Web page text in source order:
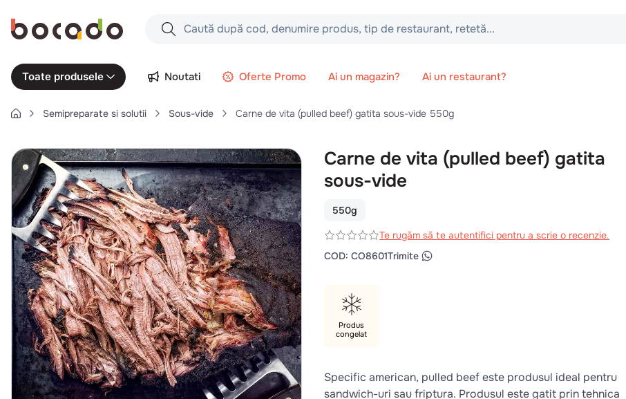
Caută după cod, denumire produs, tip de restaurant, retetă...
Căutări populare
3. pui
4. chifle
5. burger
6. coaste
7. aripi
8. ceafa
9. croissant
10.pizza
Toate produsele Noutati Oferte Promo Ai un magazin? Ai un restaurant?
Semipreparate si solutii Sous-vide Carne de vita (pulled beef) gatita sous-vide 550g
Carne de vita (pulled beef) gatita
sous-vide
550g
Te rugăm să te autentifici pentru a scrie o recenzie.
COD: CO8601Trimite
Produs
congelat
Specific american, pulled beef este produsul ideal pentru
sandwich-uri sau friptura. Produsul este gatit prin tehnica